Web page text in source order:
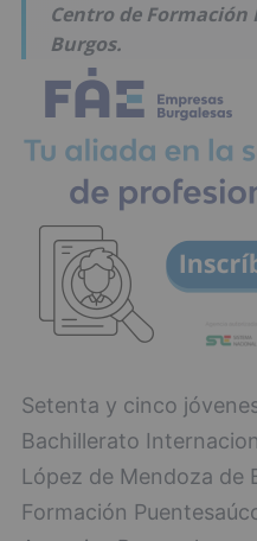
Centro de Formación
Burgos.
Setenta y cinco
Bachillerato
López de Mendoza de
Formación